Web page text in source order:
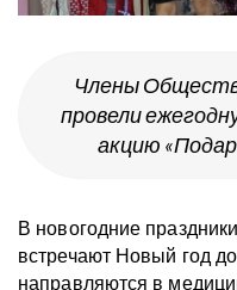
Члены
провели
акцию
В новогодние
встречают Новый год
направляются в